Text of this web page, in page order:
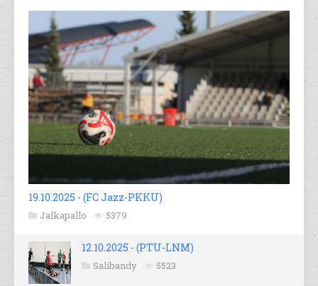
19.10.2025 - (FC Jazz-PKKU)
Jalkapallo 5379
12.10.2025 - (PTU-LNM)
Salibandy 5523